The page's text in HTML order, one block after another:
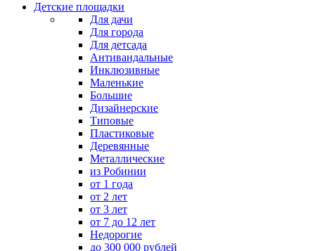
Детские площадки
Для дачи
Для города
Для детсада
Антивандальные
Инклюзивные
Маленькие
Большие
Дизайнерские
Типовые
Пластиковые
Деревянные
Металлические
из Робинии
от 1 года
от 2 лет
от 3 лет
от 7 до 12 лет
Недорогие
до 300 000 рублей